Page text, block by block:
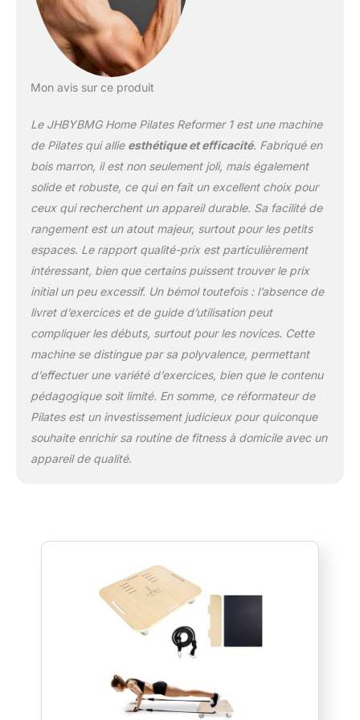
entraînements. 4. **Planche en bois
robuste** La planche inclinée de 60 x 50 cm
de notre équipement d'étirement est
fabriquée en bois haut de gamme. Il est
durable, imperméable, léger et peut
supporter jusqu'à 118 kg, ce qui en fait un
machine Pilates. 5. **Design peu
encombrant avec une mobilité
pratique**Idéal pour les petits espaces, ce kit
de transport intégrées et un sac de
transport, ce qui le rend facile à ranger et à
transporter. Parfait pour un usage
domestique ou en voyage, vous pouvez
à tout moment, n'importe où.
Mon avis sur ce produit
Le JHBYBMG Home Pilates Reformer 1 est une machine
de Pilates qui allie esthétique et efficacité. Fabriqué en
bois marron, il est non seulement joli, mais également
solide et robuste, ce qui en fait un excellent choix pour
ceux qui recherchent un appareil durable. Sa facilité de
rangement est un atout majeur, surtout pour les petits
espaces. Le rapport qualité-prix est particulièrement
intéressant, bien que certains puissent trouver le prix
initial un peu excessif. Un bémol toutefois : l’absence de
livret d’exercices et de guide d’utilisation peut
compliquer les débuts, surtout pour les novices. Cette
machine se distingue par sa polyvalence, permettant
d’effectuer une variété d’exercices, bien que le contenu
pédagogique soit limité. En somme, ce réformateur de
Pilates est un investissement judicieux pour quiconque
souhaite enrichir sa routine de fitness à domicile avec un
appareil de qualité.